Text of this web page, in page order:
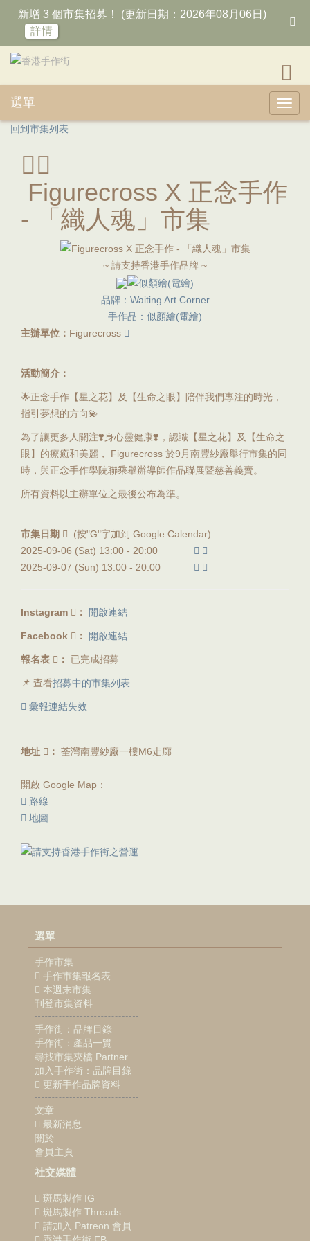
新增 3 個市集招募！ (更新日期：2026年08月06日)
詳情
選單
回到市集列表
Figurecross X 正念手作
- 「織人魂」市集
~ 請支持香港手作品牌 ~
品牌：Waiting Art Corner
手作品：似顏繪(電繪)
主辦單位： Figurecross
活動簡介：
🌟正念手作【星之花】及【生命之眼】陪伴我們專注的時光，
指引夢想的方向💫
為了讓更多人關注❣️身心靈健康❣️，認識【星之花】及【生命之
眼】的療癒和美麗， Figurecross 於9月南豐紗廠舉行市集的同
時，與正念手作學院聯乘舉辦導師作品聯展暨慈善義賣。
所有資料以主辦單位之最後公布為準。
市集日期
(按"G"字加到 Google Calendar)
2025-09-06 (Sat) 13:00 - 20:00
2025-09-07 (Sun) 13:00 - 20:00
Instagram ： 開啟連結
Facebook ： 開啟連結
報名表 ： 已完成招募
📌 查看招募中的市集列表
彙報連結失效
地址 ： 荃灣南豐紗廠一樓M6走廊
開啟 Google Map：
路線
地圖
選單
手作市集
手作市集報名表
本週末市集
刊登市集資料
手作街：品牌目錄
手作街：產品一覽
尋找市集夾檔 Partner
加入手作街：品牌目錄
更新手作品牌資料
文章
最新消息
關於
會員主頁
社交媒體
斑馬製作 IG
斑馬製作 Threads
請加入 Patreon 會員